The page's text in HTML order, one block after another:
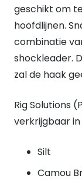
geschikt om
hoofdlijnen.
combinatie
shockleader.
zal de haak
Rig Solutions
verkrijgbaar in
Silt
Camou